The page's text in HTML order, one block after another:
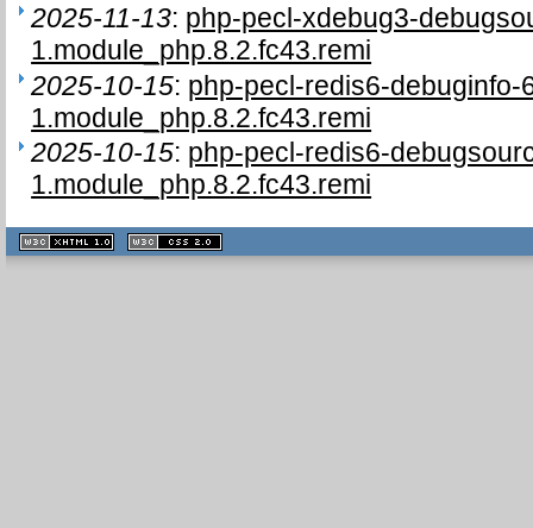
2025-11-13: php-pecl-xdebug3-
1.module_php.8.2.fc43.remi
2025-10-15: php-pecl-redis6-debuginfo-
1.module_php.8.2.fc43.remi
2025-10-15: php-pecl-redis6-
1.module_php.8.2.fc43.remi
XHTML
1.1 valide
2.0 valide